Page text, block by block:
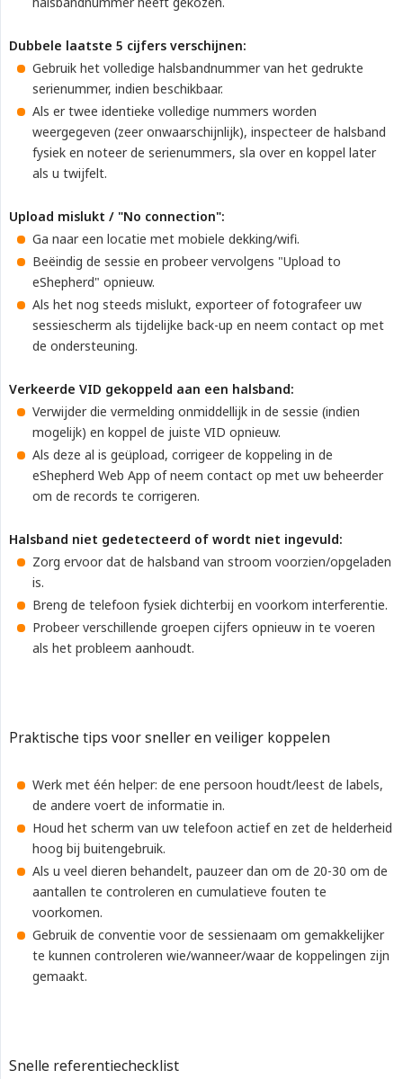
Dubbele laatste 5 cijfers verschijnen:
Gebruik het volledige halsbandnummer van het gedrukte
serienummer, indien beschikbaar.
Als er twee identieke volledige nummers worden
weergegeven (zeer onwaarschijnlijk), inspecteer de halsband
fysiek en noteer de serienummers, sla over en koppel later
als u twijfelt.
Upload mislukt / "No connection":
Ga naar een locatie met mobiele dekking/wifi.
Beëindig de sessie en probeer vervolgens "Upload to
eShepherd" opnieuw.
Als het nog steeds mislukt, exporteer of fotografeer uw
sessiescherm als tijdelijke back-up en neem contact op met
de ondersteuning.
Verkeerde VID gekoppeld aan een halsband:
Verwijder die vermelding onmiddellijk in de sessie (indien
mogelijk) en koppel de juiste VID opnieuw.
Als deze al is geüpload, corrigeer de koppeling in de
eShepherd Web App of neem contact op met uw beheerder
om de records te corrigeren.
Halsband niet gedetecteerd of wordt niet ingevuld:
Zorg ervoor dat de halsband van stroom voorzien/opgeladen
is.
Breng de telefoon fysiek dichterbij en voorkom interferentie.
Probeer verschillende groepen cijfers opnieuw in te voeren
als het probleem aanhoudt.
Praktische tips voor sneller en veiliger koppelen
Werk met één helper: de ene persoon houdt/leest de labels,
de andere voert de informatie in.
Houd het scherm van uw telefoon actief en zet de helderheid
hoog bij buitengebruik.
Als u veel dieren behandelt, pauzeer dan om de 20-30 om de
aantallen te controleren en cumulatieve fouten te
voorkomen.
Gebruik de conventie voor de sessienaam om gemakkelijker
te kunnen controleren wie/wanneer/waar de koppelingen zijn
gemaakt.
Snelle referentiechecklist